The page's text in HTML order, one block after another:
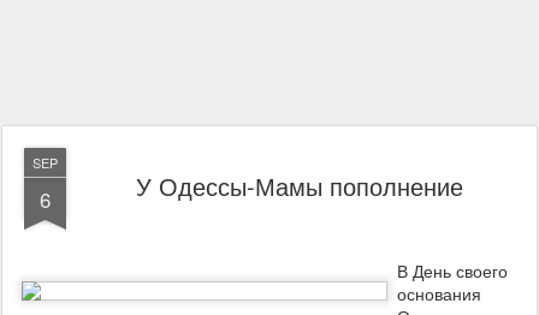
SEP
6 У Одессы-Мамы пополнение
В День своего
основания